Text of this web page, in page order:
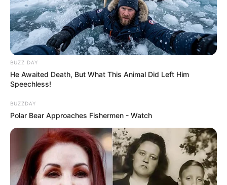
BUZZ DAY
He Awaited Death, But What This Animal Did Left Him
Speechless!
BUZZDAY
Polar Bear Approaches Fishermen - Watch